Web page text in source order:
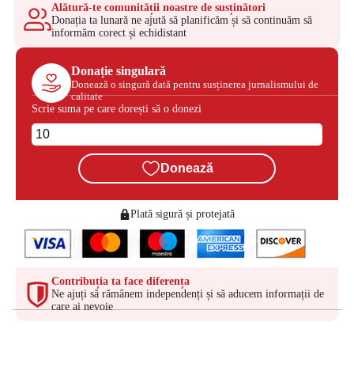
Alătură-te comunității noastre de susținători
Donația ta lunară ne ajută să planificăm și să continuăm să
informăm corect și echidistant
Donație singulară
Donează o singură dată pentru susținerea jurnalismului de
calitate
Scrie suma pe care dorești să o donezi
Donează
Plată sigură și protejată
Contribuția ta face diferența
Ne ajuți să rămânem independenți și să aducem informații de
care ai nevoie